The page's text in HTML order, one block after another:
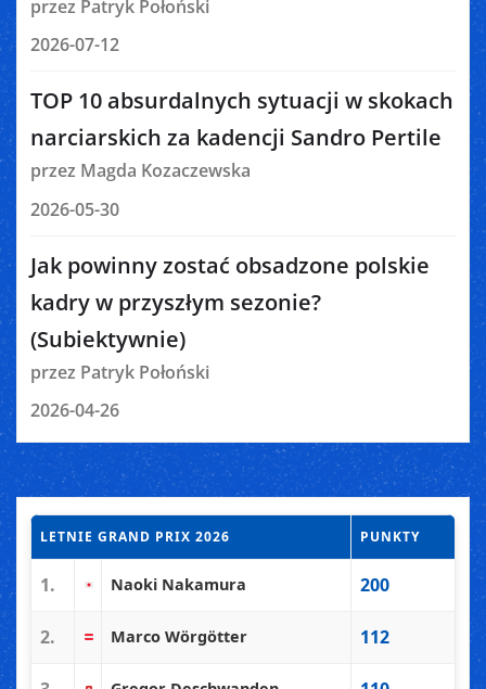
przez Patryk Połoński
2026-07-12
TOP 10 absurdalnych sytuacji w skokach
narciarskich za kadencji Sandro Pertile
przez Magda Kozaczewska
2026-05-30
Jak powinny zostać obsadzone polskie
kadry w przyszłym sezonie?
(Subiektywnie)
przez Patryk Połoński
2026-04-26
LETNIE GRAND PRIX 2026 PUNKTY
1. Naoki Nakamura 200
2. Marco Wörgötter 112